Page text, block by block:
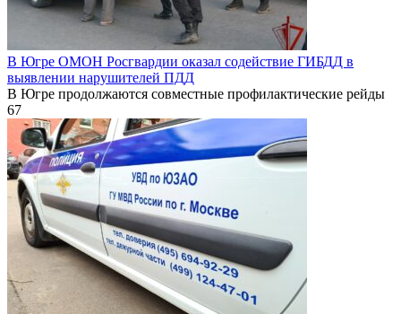
В Югре ОМОН Росгвардии оказал содействие ГИБДД в
выявлении нарушителей ПДД
В Югре продолжаются совместные профилактические рейды
67